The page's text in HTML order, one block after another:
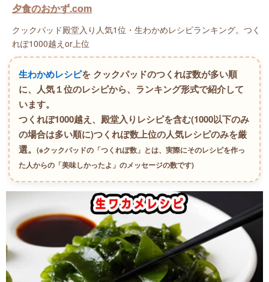
夕食のおかず.com
クックパッド殿堂入り人気1位・生わかめレシピランキング。つく
れぽ1000越えor上位
生わかめレシピを クックパッドのつくれぽ数が多い順
に、人気１位のレシピから、ランキング形式で紹介して
います。
つくれぽ1000越え、殿堂入りレシピを含む(1000以下のみ
の場合は多い順に)つくれぽ数上位の人気レシピのみを厳
選。(※クックパッドの「つくれぽ数」とは、実際にそのレシピを作っ
た人からの「美味しかったよ」のメッセージの数です)